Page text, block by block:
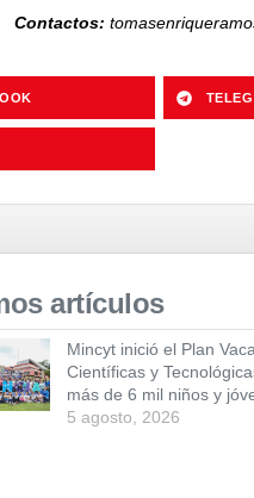
Contactos:
artículos
Mincyt inició el Plan
Científicas y
más de 6 mil niños y
5 agosto, 2026